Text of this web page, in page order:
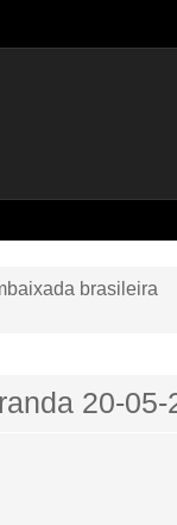
brasileira
20-05-